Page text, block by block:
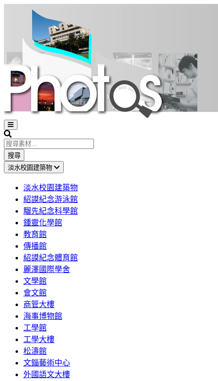
Open
sidebar
Search
搜尋
淡水校園建築物
淡水校園建築物
紹謨紀念游泳館
騮先紀念科學館
鍾靈化學館
教育館
傳播館
紹謨紀念體育館
麗澤國際學舍
文學館
會文館
商管大樓
海事博物館
工學館
工學大樓
松濤館
文錙藝術中心
外國語文大樓